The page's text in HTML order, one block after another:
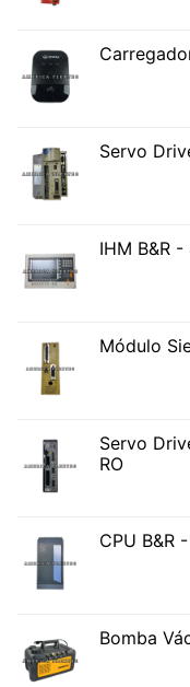
Servo
IHM B&R
Módulo
Servo
RO
CPU B&R -
Bomba